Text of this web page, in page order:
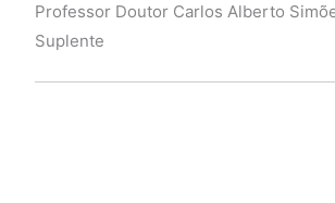
Professor Doutor Carlos Alberto
Suplente